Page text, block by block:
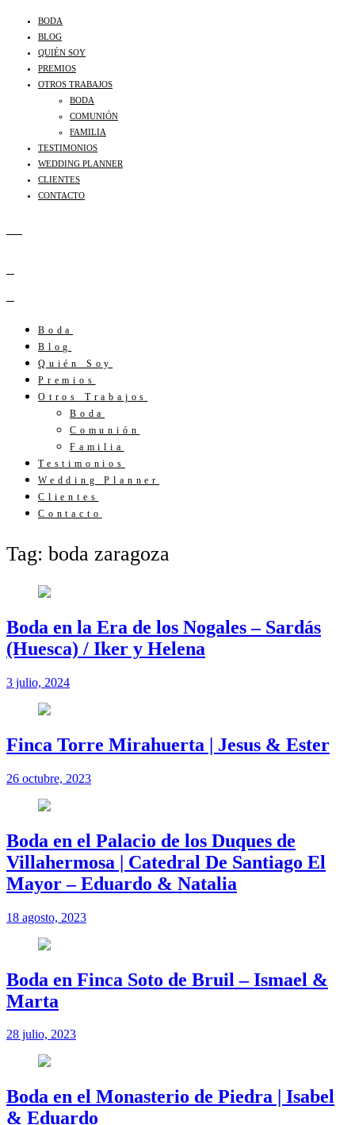
BODA
BLOG
QUIÉN SOY
PREMIOS
OTROS TRABAJOS
BODA
COMUNIÓN
FAMILIA
TESTIMONIOS
WEDDING PLANNER
CLIENTES
CONTACTO
Boda
Blog
Quién Soy
Premios
Otros Trabajos
Boda
Comunión
Familia
Testimonios
Wedding Planner
Clientes
Contacto
Tag: boda zaragoza
Boda en la Era de los Nogales – Sardás
(Huesca) / Iker y Helena
3 julio, 2024
Finca Torre Mirahuerta | Jesus & Ester
26 octubre, 2023
Boda en el Palacio de los Duques de
Villahermosa | Catedral De Santiago El
Mayor – Eduardo & Natalia
18 agosto, 2023
Boda en Finca Soto de Bruil – Ismael &
Marta
28 julio, 2023
Boda en el Monasterio de Piedra | Isabel
& Eduardo